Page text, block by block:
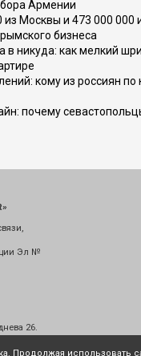
Армении
из Москвы и 473 000
бизнеса
в никуда: как мелкий
кому из россиян
почему
Эл №
26.
Продолжая использовать